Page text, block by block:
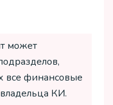
может
все финансовые
КИ.